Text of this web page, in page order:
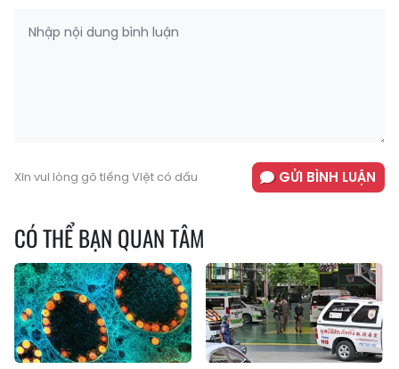
Xin vui lòng gõ tiếng Việt có dấu GỬI BÌNH LUẬN
CÓ THỂ BẠN QUAN TÂM